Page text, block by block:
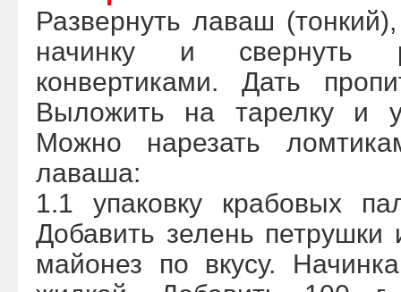
Развернуть лаваш
начинку и свернуть
конвертиками. Дать
Выложить на тарелку и
Можно нарезать
лаваша:
1.1 упаковку крабовых
Добавить зелень петрушки
майонез по вкусу.